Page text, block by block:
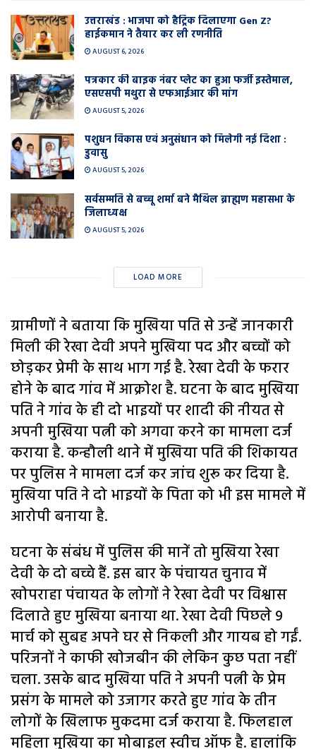
उत्तराखंड : भाजपा को हैट्रिक दिलाएगा Gen Z?
हाईकमान ने तैयार कर ली रणनीति
AUGUST 6, 2026
पत्रकार की बाइक नंबर प्लेट का हुआ फर्जी इस्तेमाल,
एसएसपी मथुरा से एफआईआर की मांग
AUGUST 5, 2026
पशुधन विकास एवं अनुसंधान को मिलेगी नई दिशा :
डुवासु
AUGUST 5, 2026
सर्वसम्मति से बच्चू शर्मा बने मैथिल ब्राह्मण महासभा के
जिलाध्यक्ष
AUGUST 5, 2026
LOAD MORE
ग्रामीणों ने बताया कि मुखिया पति से उन्हें जानकारी
मिली की रेखा देवी अपने मुखिया पद और बच्चों को
छोड़कर प्रेमी के साथ भाग गई है. रेखा देवी के फरार
होने के बाद गांव में आक्रोश है. घटना के बाद मुखिया
पति ने गांव के ही दो भाइयों पर शादी की नीयत से
अपनी मुखिया पत्नी को अगवा करने का मामला दर्ज
कराया है. कन्हौली थाने में मुखिया पति की शिकायत
पर पुलिस ने मामला दर्ज कर जांच शुरू कर दिया है.
मुखिया पति ने दो भाइयों के पिता को भी इस मामले में
आरोपी बनाया है.
घटना के संबंध में पुलिस की मानें तो मुखिया रेखा
देवी के दो बच्चे हैं. इस बार के पंचायत चुनाव में
खोपराहा पंचायत के लोगों ने रेखा देवी पर विश्वास
दिलाते हुए मुखिया बनाया था. रेखा देवी पिछले 9
मार्च को सुबह अपने घर से निकली और गायब हो गईं.
परिजनों ने काफी खोजबीन की लेकिन कुछ पता नहीं
चला. उसके बाद मुखिया पति ने अपनी पत्नी के प्रेम
प्रसंग के मामले को उजागर करते हुए गांव के तीन
लोगों के खिलाफ मुकदमा दर्ज कराया है. फिलहाल
महिला मुखिया का मोबाइल स्वीच ऑफ है. हालांकि